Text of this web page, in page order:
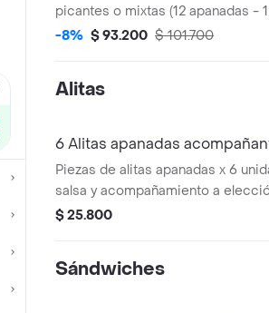
picantes o mixtas (12 apanadas -
picantes)) + 20 arepas +2 miel
-8% $ 93.200 $ 101.700
Alitas
6 Alitas apanadas
Piezas de alitas apanadas x 6
salsa y acompañamiento a
$ 25.800
Sándwiches